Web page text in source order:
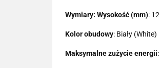
Wymiary: Wysokość (mm):
Kolor obudowy: Biały (White)
Maksymalne zużycie energii